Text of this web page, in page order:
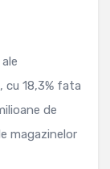
cu 18,3% fata
de
magazinelor